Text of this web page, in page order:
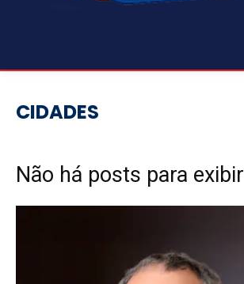
CIDADES
Não há posts para exibir